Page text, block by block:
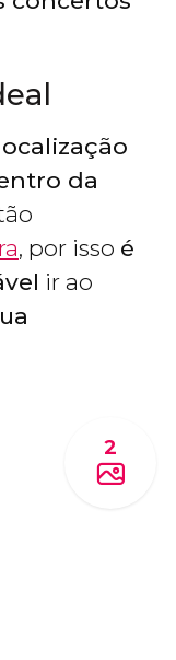
da
, por isso é
ir ao
2